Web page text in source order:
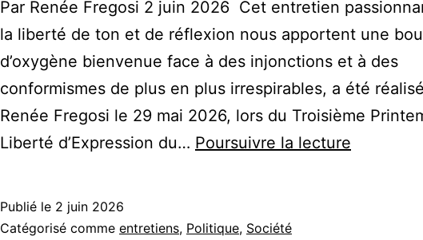
Par Renée Fregosi 2 juin 2026 Cet entretien
la liberté de ton et de réflexion nous apportent une
d’oxygène bienvenue face à des injonctions et à des
conformismes de plus en plus irrespirables, a été
Renée Fregosi le 29 mai 2026, lors du Troisième
Liberté d’Expression du… Poursuivre la lecture
Publié le 2 juin 2026
Catégorisé comme entretiens, Politique, Société